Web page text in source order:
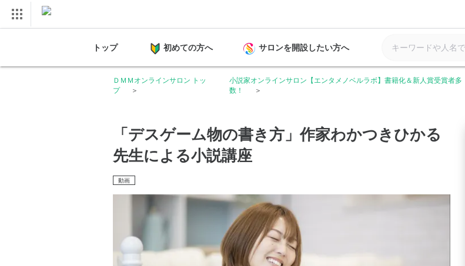
トップ 初めての方へ サロンを開設したい方へ
ＤＭＭオンラインサロン トッ
プ
小説家オンラインサロン【エンタメノベルラボ】書籍化＆新人賞受賞者多
数！
「デスゲーム物の書き方」作家わかつきひかる
先生による小説講座
動画